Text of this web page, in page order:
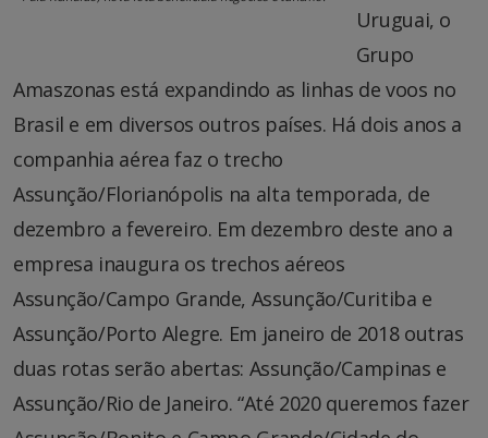
Uruguai, o
Grupo
Amaszonas está expandindo as linhas de voos no
Brasil e em diversos outros países. Há dois anos a
companhia aérea faz o trecho
Assunção/Florianópolis na alta temporada, de
dezembro a fevereiro. Em dezembro deste ano a
empresa inaugura os trechos aéreos
Assunção/Campo Grande, Assunção/Curitiba e
Assunção/Porto Alegre. Em janeiro de 2018 outras
duas rotas serão abertas: Assunção/Campinas e
Assunção/Rio de Janeiro. “Até 2020 queremos fazer